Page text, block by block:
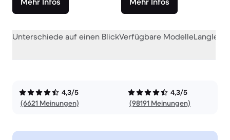
Unterschiede auf einen BlickVerfügbare Modelle
4,3/5
(6621 Meinungen)
4,3/5
(98191 Meinungen)